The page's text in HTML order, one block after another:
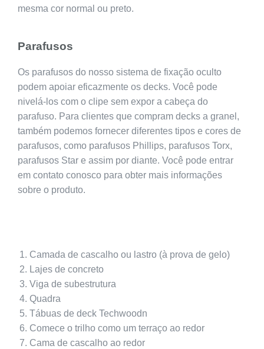
mesma cor normal ou preto.
Parafusos
Os parafusos do nosso sistema de fixação oculto
podem apoiar eficazmente os decks. Você pode
nivelá-los com o clipe sem expor a cabeça do
parafuso. Para clientes que compram decks a granel,
também podemos fornecer diferentes tipos e cores de
parafusos, como parafusos Phillips, parafusos Torx,
parafusos Star e assim por diante. Você pode entrar
em contato conosco para obter mais informações
sobre o produto.
Camada de cascalho ou lastro (à prova de gelo)
Lajes de concreto
Viga de subestrutura
Quadra
Tábuas de deck Techwoodn
Comece o trilho como um terraço ao redor
Cama de cascalho ao redor